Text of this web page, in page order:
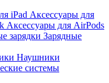
iPad Аксессуары для
Аксессуары для AirPods
зарядки Зарядные
Наушники
системы